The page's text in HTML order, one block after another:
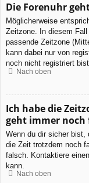
Die Forenuhr
Möglicherweise
Zeitzone. In diesem
passende Zeitzone
kann dabei nur von
noch nicht registriert
Nach oben
Ich habe die
geht immer noch
Wenn du dir sicher bist,
die Zeit trotzdem noch
falsch. Kontaktiere
kann.
Nach oben